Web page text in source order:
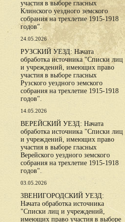
участия в выборе гласных
Клинского уездного земского
собрания на трехлетие 1915-1918
годов".
24.05.2026
РУЗСКИЙ УЕЗД: Начата
обработка источника "Списки лиц
и учреждений, имеющих право
участия в выборе гласных
Рузского уездного земского
собрания на трехлетие 1915-1918
годов".
14.05.2026
ВЕРЕЙСКИЙ УЕЗД: Начата
обработка источника "Списки лиц
и учреждений, имеющих право
участия в выборе гласных
Верейского уездного земского
собрания на трехлетие 1915-1918
годов".
03.05.2026
ЗВЕНИГОРОДСКИЙ УЕЗД:
Начата обработка источника
"Списки лиц и учреждений,
имеющих право участия в выборе